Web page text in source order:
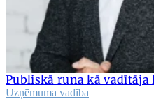
Publiskā runa kā vadītāja
Uzņēmuma vadība